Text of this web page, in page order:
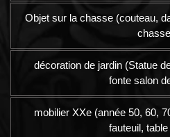
Objet sur la chasse (couteau,
décoration de jardin (Statue
fonte salon
mobilier XXe (année 50, 60,
fauteuil,